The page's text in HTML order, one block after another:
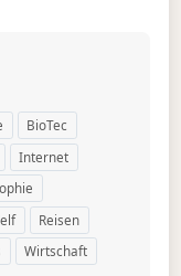
BioTec
Internet
Reisen
Wirtschaft